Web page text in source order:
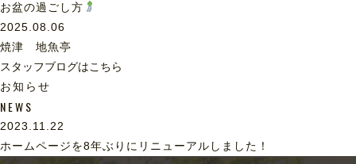
お盆の過ごし方
2025.08.06
焼津 地魚亭
スタッフブログはこちら
お知らせ
NEWS
2023.11.22
ホームページを8年ぶりにリニューアルしました！